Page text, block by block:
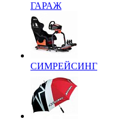
ГАРАЖ
СИМРЕЙСИНГ